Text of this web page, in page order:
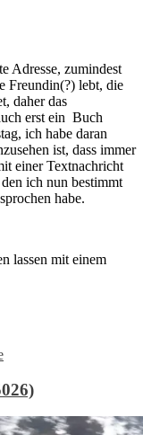
Adresse, zumindest
Freundin(?) lebt, die
daher das
erst ein Buch
ich habe daran
ist, dass immer
einer Textnachricht
ich nun bestimmt
habe.
lassen mit einem